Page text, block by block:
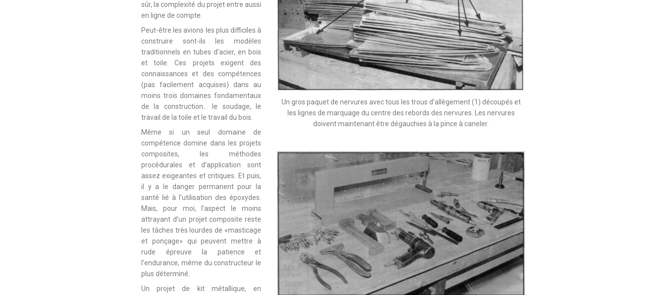
Un gros paquet de nervures avec tous les trous d’allègement (1) découpés et
les lignes de marquage du centre des rebords des nervures. Les nervures
doivent maintenant être dégauchies à la pince à caneler.
sûr, la complexité du projet entre aussi
en ligne de compte.
Peut-être les avions les plus difficiles à
construire sont-ils les modèles
traditionnels en tubes d’acier, en bois
et toile. Ces projets exigent des
connaissances et des compétences
(pas facilement acquises) dans au
moins trois domaines fondamentaux
de la construction… le soudage, le
travail de la toile et le travail du bois.
Même si un seul domaine de
compétence domine dans les projets
composites, les méthodes
procédurales et d’application sont
assez exigeantes et critiques. Et puis,
il y a le danger permanent pour la
santé lié à l’utilisation des époxydes.
Mais, pour moi, l’aspect le moins
attrayant d’un projet composite reste
les tâches très lourdes de «masticage
et ponçage» qui peuvent mettre à
rude épreuve la patience et
l’endurance, même du constructeur le
plus déterminé.
Un projet de kit métallique, en